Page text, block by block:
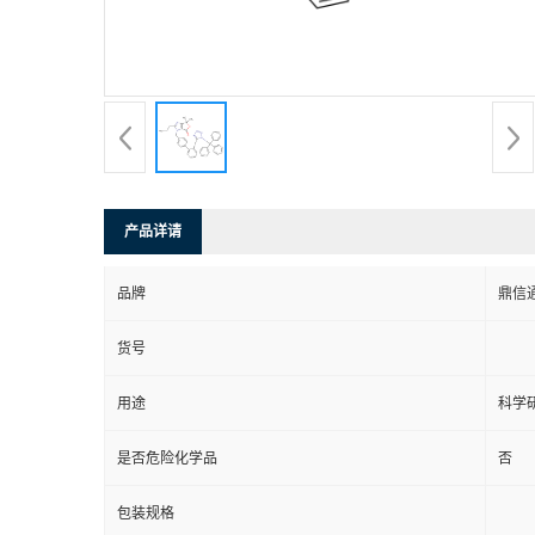
产品详请
品牌 鼎信
货号
用途 科学
是否危险化学品 否
包装规格